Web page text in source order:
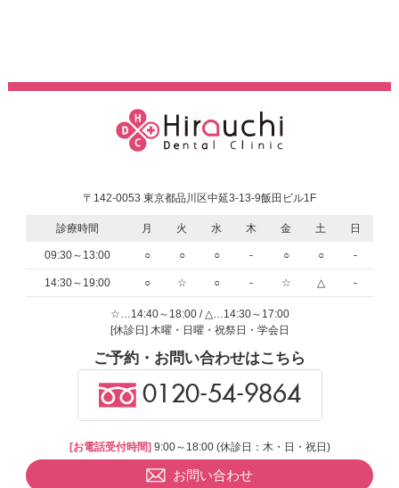
〒142-0053 東京都品川区中延3-13-9飯田ビル1F
診療時間 月 火 水 木 金 土 日
09:30～13:00 ○ ○ ○ - ○ ○ -
14:30～19:00 ○ ☆ ○ - ☆ △ -
☆…14:40～18:00 / △…14:30～17:00
[休診日] 木曜・日曜・祝祭日・学会日
ご予約・お問い合わせはこちら
0120-54-9864
[お電話受付時間] 9:00～18:00 (休診日：木・日・祝日)
お問い合わせ